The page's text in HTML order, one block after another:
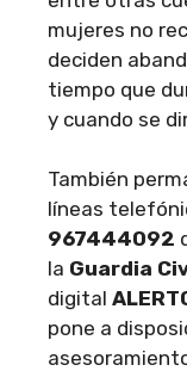
mujeres no
deciden
tiempo que
y cuando se
También
líneas
967444092
la Guardia
digital
pone a